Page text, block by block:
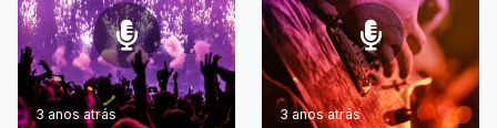
3 anos atrás 3 anos atrás